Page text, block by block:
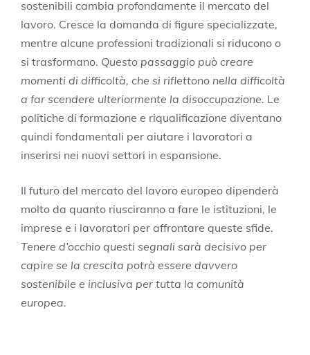
sostenibili cambia profondamente il mercato del
lavoro. Cresce la domanda di figure specializzate,
mentre alcune professioni tradizionali si riducono o
si trasformano. Questo passaggio può creare
momenti di difficoltà, che si riflettono nella difficoltà
a far scendere ulteriormente la disoccupazione. Le
politiche di formazione e riqualificazione diventano
quindi fondamentali per aiutare i lavoratori a
inserirsi nei nuovi settori in espansione.
Il futuro del mercato del lavoro europeo dipenderà
molto da quanto riusciranno a fare le istituzioni, le
imprese e i lavoratori per affrontare queste sfide.
Tenere d’occhio questi segnali sarà decisivo per
capire se la crescita potrà essere davvero
sostenibile e inclusiva per tutta la comunità
europea.